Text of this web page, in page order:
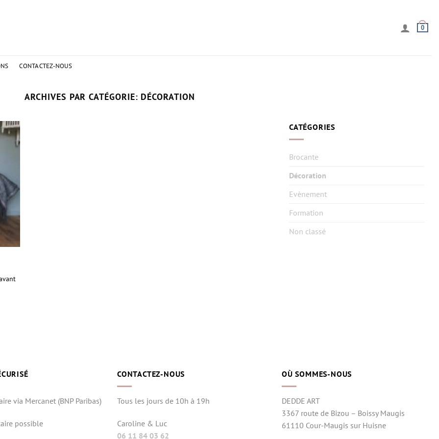
0
CONTACTEZ-NOUS
ARCHIVES PAR CATÉGORIE: DÉCORATION
CATÉGORIES
Brocante
Décoration
Evènement
Formation
Non classé
via Mercanet (BNP Paribas)
possible
CONTACTEZ-NOUS
Tous les jours de 10h à 19h
Caroline & Luc
06 11 84 03 62
OÙ SOMMES-NOUS
DEDDE ART
3367 route de Bizou – Boissy Maugis
61110 Cour-Maugis sur Huisne